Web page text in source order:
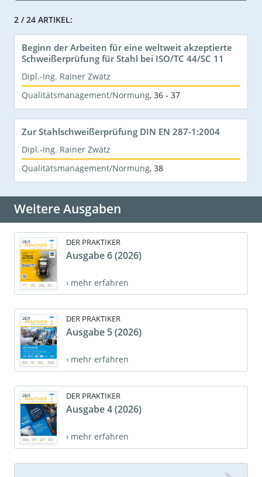
2 / 24 ARTIKEL:
Beginn der Arbeiten für eine weltweit akzeptierte
Schweißerprüfung für Stahl bei ISO/TC 44/SC 11
Dipl.-Ing. Rainer Zwätz
Qualitätsmanagement/Normung, 36 - 37
Zur Stahlschweißerprüfung DIN EN 287-1:2004
Dipl.-Ing. Rainer Zwätz
Qualitätsmanagement/Normung, 38
Weitere Ausgaben
DER PRAKTIKER
Ausgabe 6 (2026)
› mehr erfahren
DER PRAKTIKER
Ausgabe 5 (2026)
› mehr erfahren
DER PRAKTIKER
Ausgabe 4 (2026)
› mehr erfahren